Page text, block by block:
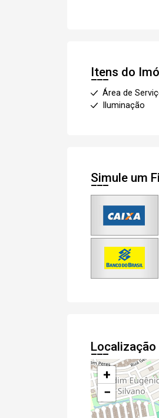
Itens do
Área de
Iluminação
Simule um
+
−